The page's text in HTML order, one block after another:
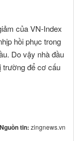
của VN-Index
hồi phục trong
Do vậy nhà đầu
trường để cơ cấu
Nguồn tin: zingnews.vn